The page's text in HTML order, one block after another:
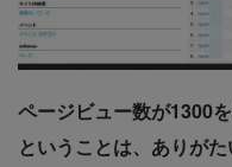
ページビュー数が1300
ということは、ありが